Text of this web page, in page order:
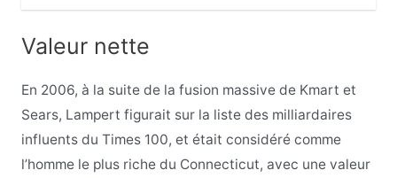
Valeur nette
En 2006, à la suite de la fusion massive de Kmart et
Sears, Lampert figurait sur la liste des milliardaires
influents du Times 100, et était considéré comme
l’homme le plus riche du Connecticut, avec une valeur